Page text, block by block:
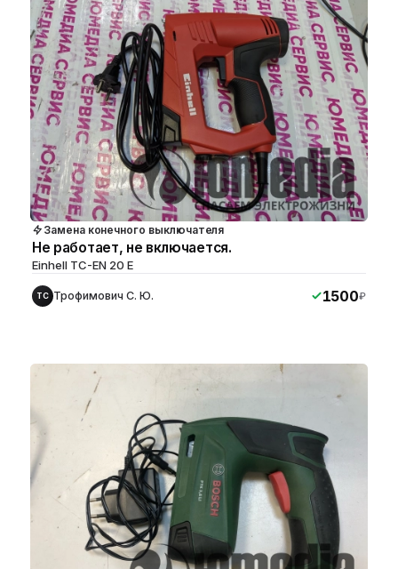
Замена конечного выключателя
Не работает, не включается.
Einhell TC-EN 20 E
ТС Трофимович С. Ю. 1500₽